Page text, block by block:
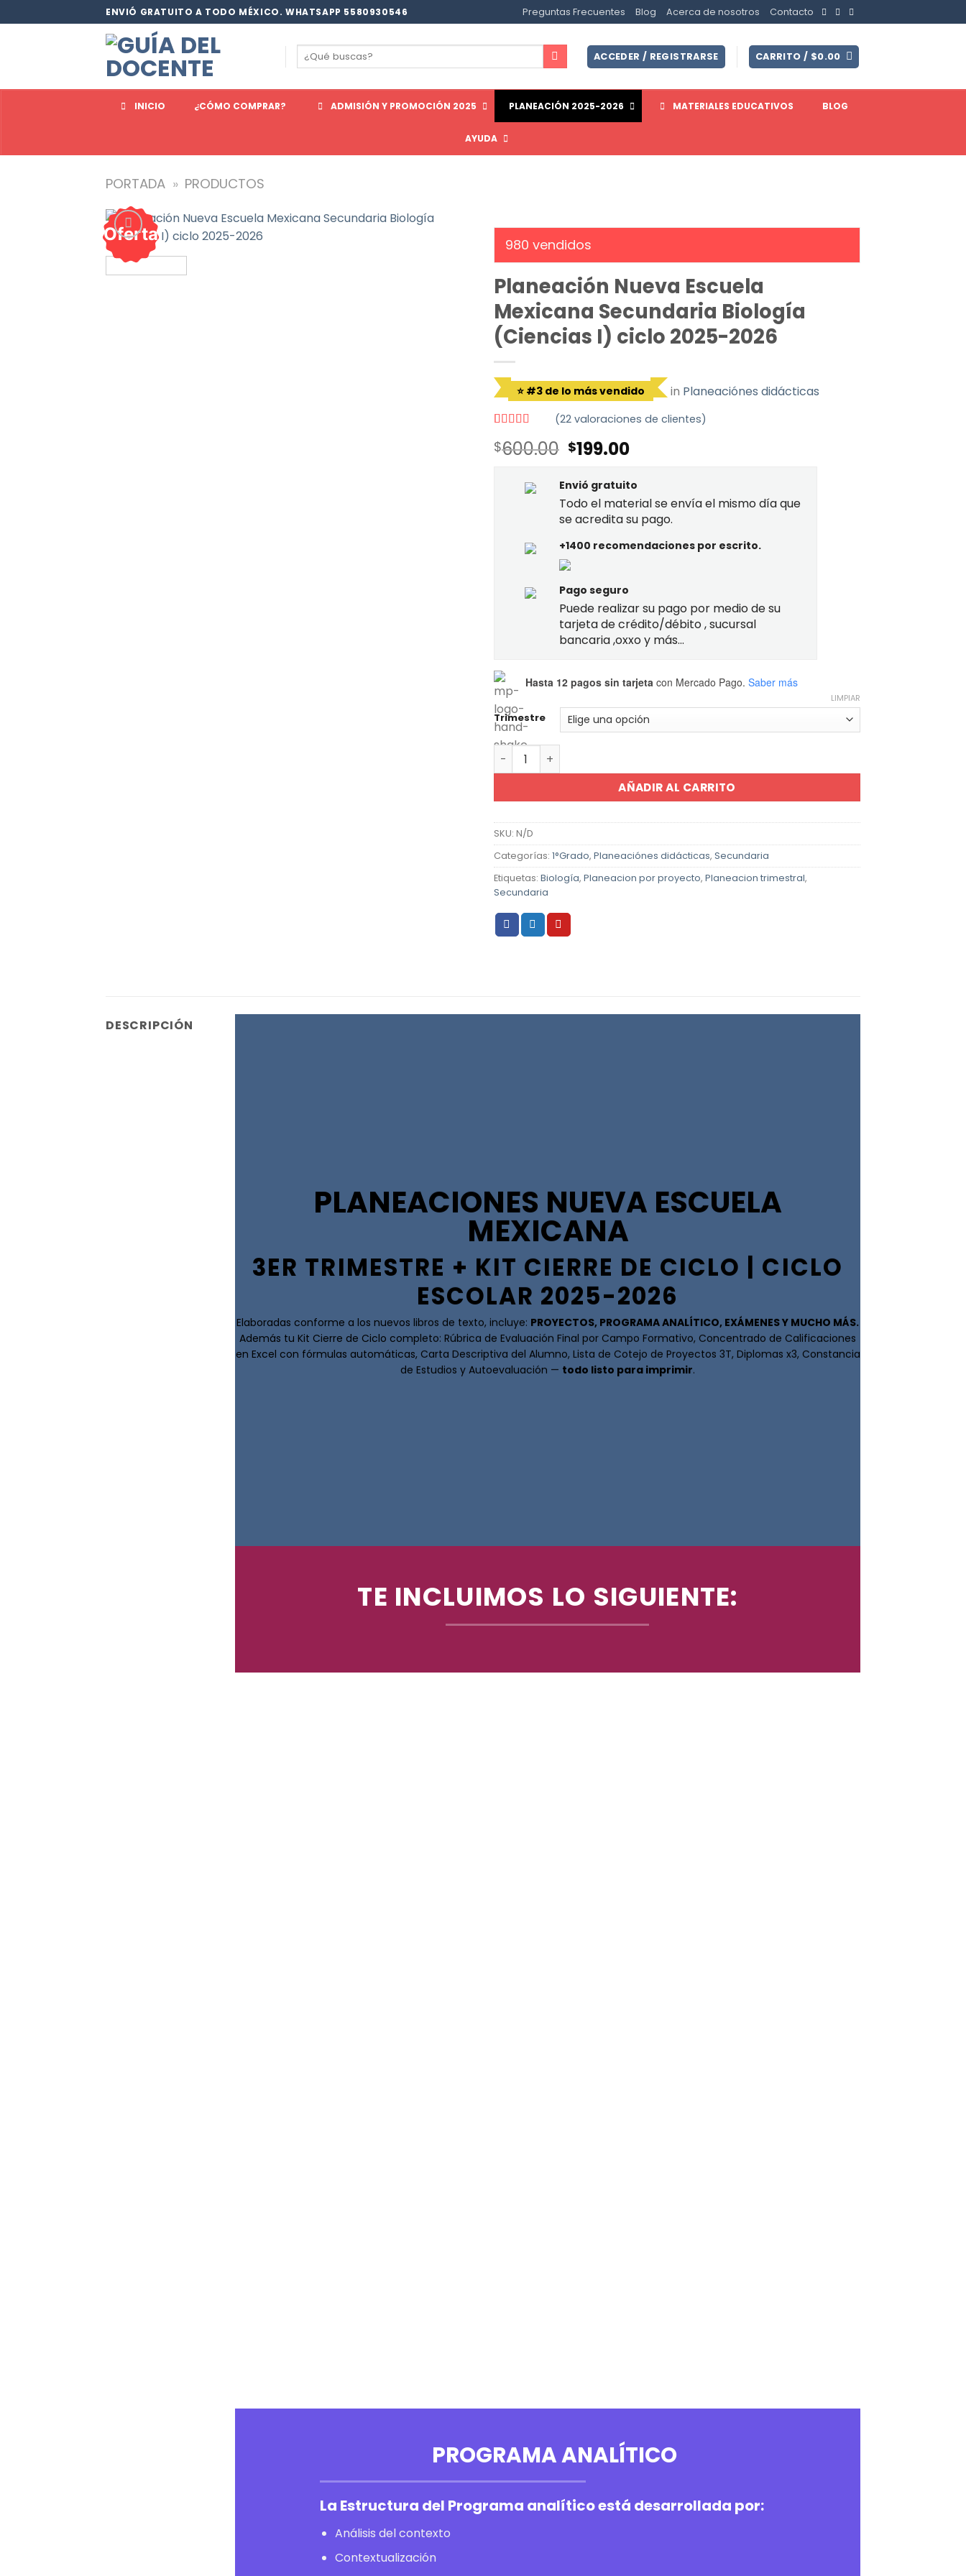
al
ENVIÓ GRATUITO A TODO MÉXICO. WHATSAPP 5580930546 Preguntas Frecuentes Blog Acerca de nosotros Contacto
Buscar
por:
ACCEDER / REGISTRARSE CARRITO / $0.00
INICIO ¿CÓMO COMPRAR? ADMISIÓN Y PROMOCIÓN 2025 PLANEACIÓN 2025-2026 MATERIALES EDUCATIVOS BLOG
AYUDA
PORTADA » PRODUCTOS
Oferta
980 vendidos
Planeación Nueva Escuela
Mexicana Secundaria Biología
(Ciencias I) ciclo 2025-2026
⭐ #3 de lo más vendido in Planeaciónes didácticas
con4.50
de 5 en
valoraciones
de clientes
(22valoraciones de clientes)
$600.00 El
original
era:
$600.00.
$199.00El
actual
es:
$199.00.
Envió gratuito
Todo el material se envía el mismo día que
se acredita su pago.
+1400 recomendaciones por escrito.
Pago seguro
Puede realizar su pago por medio de su
tarjeta de crédito/débito , sucursal
bancaria ,oxxo y más...
Hasta 12 pagos sin tarjeta con Mercado Pago. Saber más
Trimestre
LIMPIAR
Planeación Nueva Escuela Mexicana Secundaria Biología (Ciencias I) ciclo 2025-
AÑADIR AL CARRITO
SKU: N/D
Categorías: 1°Grado, Planeaciónes didácticas, Secundaria
Etiquetas: Biología, Planeacion por proyecto, Planeacion trimestral,
Secundaria
DESCRIPCIÓN
PLANEACIONES NUEVA ESCUELA
MEXICANA
3ER TRIMESTRE + KIT CIERRE DE CICLO | CICLO
ESCOLAR 2025-2026
Elaboradas conforme a los nuevos libros de texto, incluye: PROYECTOS, PROGRAMA ANALÍTICO, EXÁMENES Y MUCHO MÁS.
Además tu Kit Cierre de Ciclo completo: Rúbrica de Evaluación Final por Campo Formativo, Concentrado de Calificaciones
en Excel con fórmulas automáticas, Carta Descriptiva del Alumno, Lista de Cotejo de Proyectos 3T, Diplomas x3, Constancia
de Estudios y Autoevaluación — todo listo para imprimir.
TE INCLUIMOS LO SIGUIENTE:
PROGRAMA ANALÍTICO
La Estructura del Programa analítico está desarrollada por:
Análisis del contexto
Contextualización